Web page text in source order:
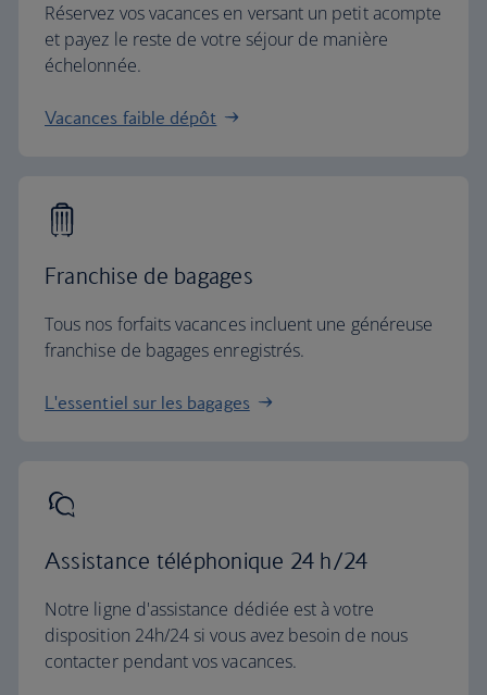
Réservez vos vacances en versant un petit acompte
et payez le reste de votre séjour de manière
échelonnée.
Vacances faible dépôt
Franchise de bagages
Tous nos forfaits vacances incluent une généreuse
franchise de bagages enregistrés.
L'essentiel sur les bagages
Assistance téléphonique 24 h/24
Notre ligne d'assistance dédiée est à votre
disposition 24h/24 si vous avez besoin de nous
contacter pendant vos vacances.